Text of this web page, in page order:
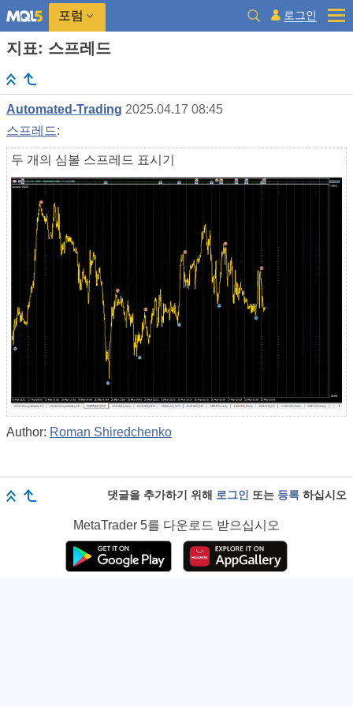
포럼 로그인
지표: 스프레드
Automated-Trading 2025.04.17 08:45
스프레드:
두 개의 심볼 스프레드 표시기
Author: Roman Shiredchenko
댓글을 추가하기 위해 로그인 또는 등록 하십시오
MetaTrader 5를 다운로드 받으십시오